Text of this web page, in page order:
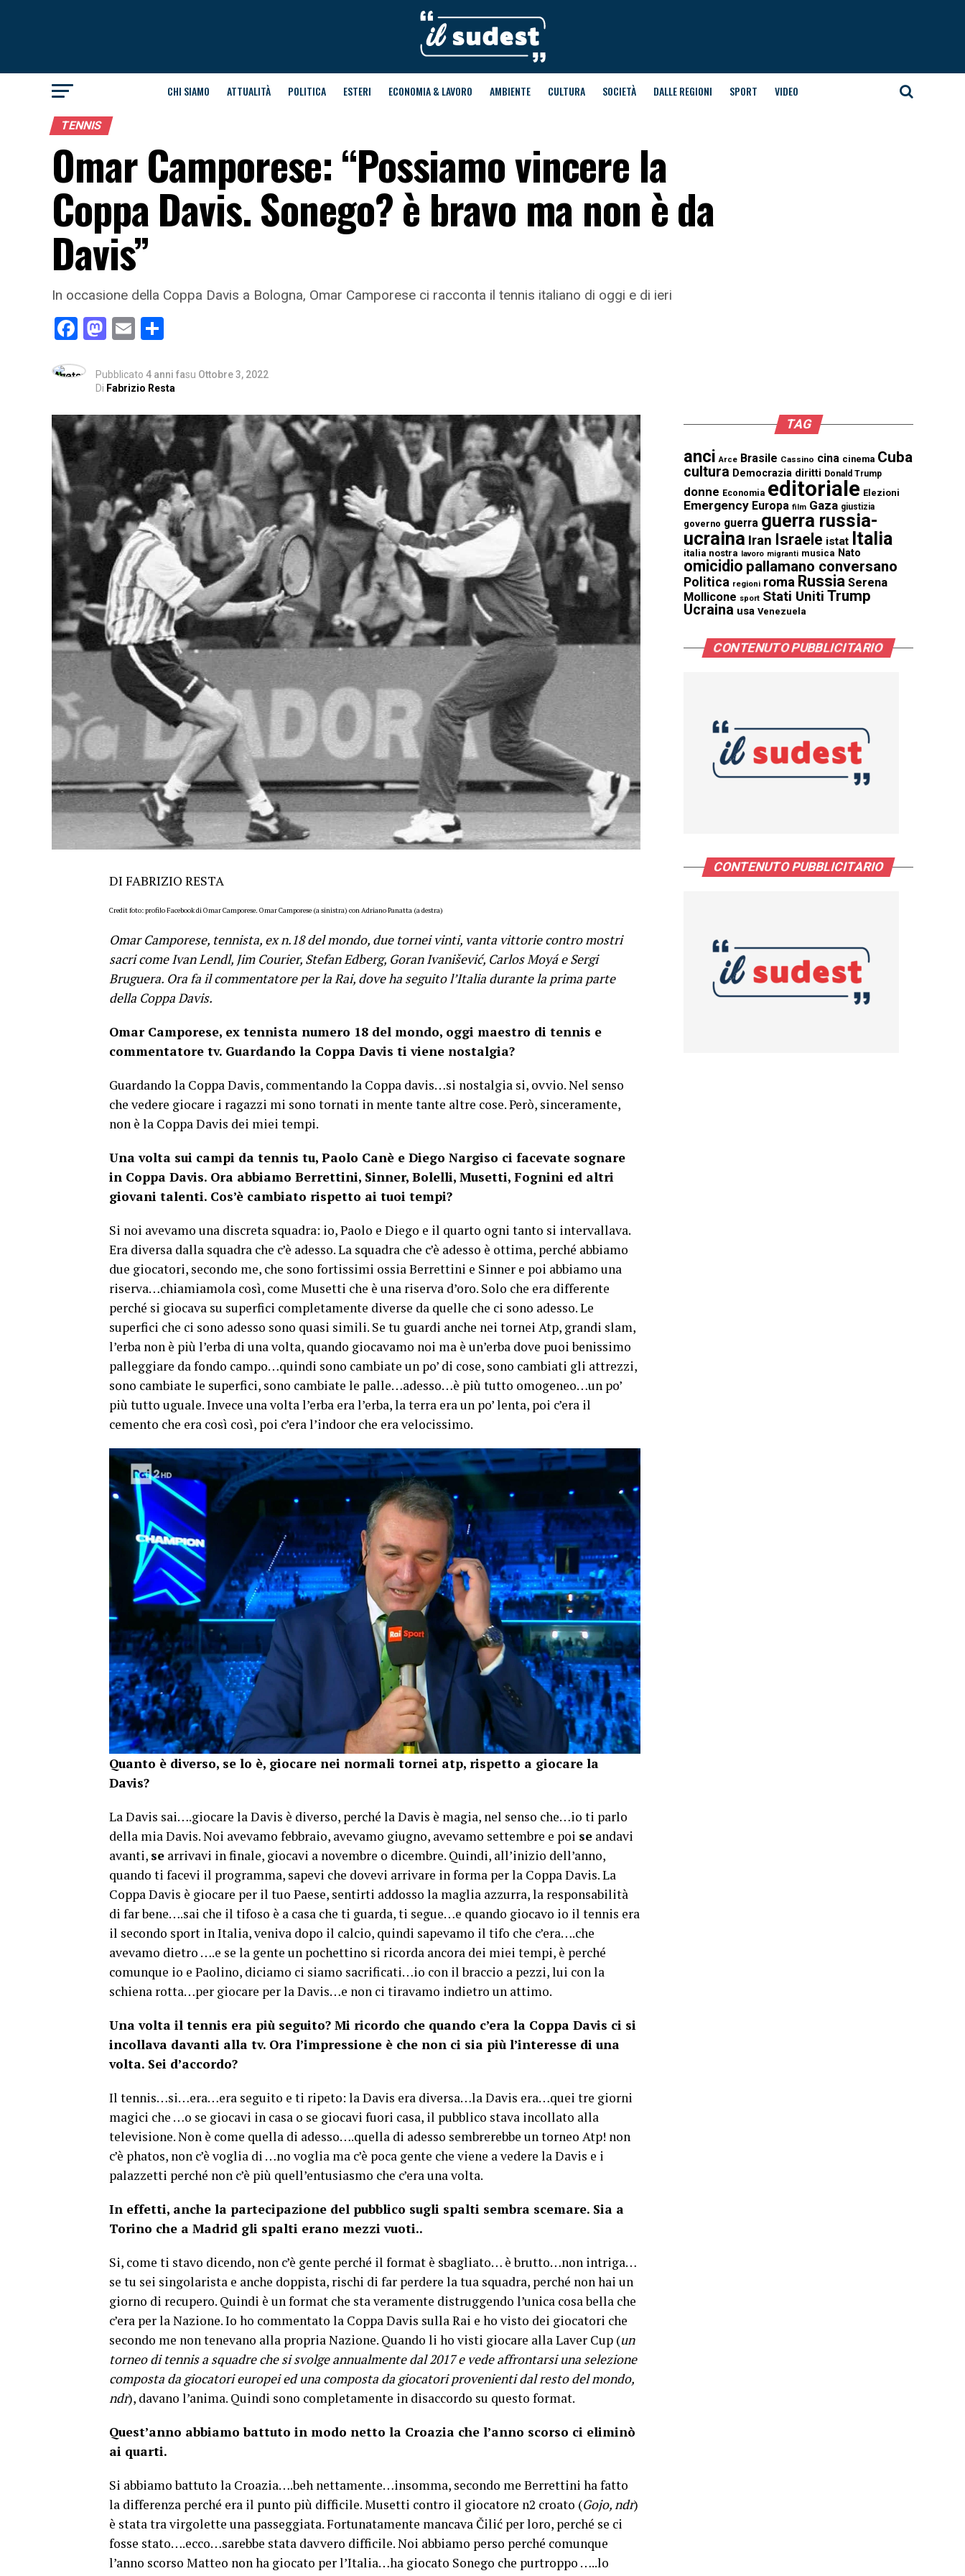
CHI SIAMO ATTUALITÀ POLITICA ESTERI ECONOMIA & LAVORO AMBIENTE CULTURA SOCIETÀ DALLE REGIONI SPORT VIDEO
TENNIS
Omar Camporese: “Possiamo vincere la
Coppa Davis. Sonego? è bravo ma non è da
Davis”
In occasione della Coppa Davis a Bologna, Omar Camporese ci racconta il tennis italiano di oggi e di ieri
Facebook
Mastodon
Email
Pubblicato 4 anni fasu Ottobre 3, 2022
Di Fabrizio Resta
DI FABRIZIO RESTA
Credit foto: profilo Facebook di Omar Camporese. Omar Camporese (a sinistra) con Adriano Panatta (a destra)
Omar Camporese, tennista, ex n.18 del mondo, due tornei vinti, vanta vittorie contro mostri
sacri come Ivan Lendl, Jim Courier, Stefan Edberg, Goran Ivanišević, Carlos Moyá e Sergi
Bruguera. Ora fa il commentatore per la Rai, dove ha seguito l’Italia durante la prima parte
della Coppa Davis.
Omar Camporese, ex tennista numero 18 del mondo, oggi maestro di tennis e
commentatore tv. Guardando la Coppa Davis ti viene nostalgia?
Guardando la Coppa Davis, commentando la Coppa davis…si nostalgia si, ovvio. Nel senso
che vedere giocare i ragazzi mi sono tornati in mente tante altre cose. Però, sinceramente,
non è la Coppa Davis dei miei tempi.
Una volta sui campi da tennis tu, Paolo Canè e Diego Nargiso ci facevate sognare
in Coppa Davis. Ora abbiamo Berrettini, Sinner, Bolelli, Musetti, Fognini ed altri
giovani talenti. Cos’è cambiato rispetto ai tuoi tempi?
Si noi avevamo una discreta squadra: io, Paolo e Diego e il quarto ogni tanto si intervallava.
Era diversa dalla squadra che c’è adesso. La squadra che c’è adesso è ottima, perché abbiamo
due giocatori, secondo me, che sono fortissimi ossia Berrettini e Sinner e poi abbiamo una
riserva…chiamiamola così, come Musetti che è una riserva d’oro. Solo che era differente
perché si giocava su superfici completamente diverse da quelle che ci sono adesso. Le
superfici che ci sono adesso sono quasi simili. Se tu guardi anche nei tornei Atp, grandi slam,
l’erba non è più l’erba di una volta, quando giocavamo noi ma è un’erba dove puoi benissimo
palleggiare da fondo campo…quindi sono cambiate un po’ di cose, sono cambiati gli attrezzi,
sono cambiate le superfici, sono cambiate le palle…adesso…è più tutto omogeneo…un po’
più tutto uguale. Invece una volta l’erba era l’erba, la terra era un po’ lenta, poi c’era il
cemento che era così così, poi c’era l’indoor che era velocissimo.
Quanto è diverso, se lo è, giocare nei normali tornei atp, rispetto a giocare la
Davis?
La Davis sai….giocare la Davis è diverso, perché la Davis è magia, nel senso che…io ti parlo
della mia Davis. Noi avevamo febbraio, avevamo giugno, avevamo settembre e poi se andavi
avanti, se arrivavi in finale, giocavi a novembre o dicembre. Quindi, all’inizio dell’anno,
quando ti facevi il programma, sapevi che dovevi arrivare in forma per la Coppa Davis. La
Coppa Davis è giocare per il tuo Paese, sentirti addosso la maglia azzurra, la responsabilità
di far bene….sai che il tifoso è a casa che ti guarda, ti segue…e quando giocavo io il tennis era
il secondo sport in Italia, veniva dopo il calcio, quindi sapevamo il tifo che c’era….che
avevamo dietro ….e se la gente un pochettino si ricorda ancora dei miei tempi, è perché
comunque io e Paolino, diciamo ci siamo sacrificati…io con il braccio a pezzi, lui con la
schiena rotta…per giocare per la Davis…e non ci tiravamo indietro un attimo.
Una volta il tennis era più seguito? Mi ricordo che quando c’era la Coppa Davis ci si
incollava davanti alla tv. Ora l’impressione è che non ci sia più l’interesse di una
volta. Sei d’accordo?
Il tennis…si…era…era seguito e ti ripeto: la Davis era diversa…la Davis era…quei tre giorni
magici che …o se giocavi in casa o se giocavi fuori casa, il pubblico stava incollato alla
televisione. Non è come quella di adesso….quella di adesso sembrerebbe un torneo Atp! non
c’è phatos, non c’è voglia di …no voglia ma c’è poca gente che viene a vedere la Davis e i
palazzetti perché non c’è più quell’entusiasmo che c’era una volta.
In effetti, anche la partecipazione del pubblico sugli spalti sembra scemare. Sia a
Torino che a Madrid gli spalti erano mezzi vuoti..
Si, come ti stavo dicendo, non c’è gente perché il format è sbagliato… è brutto…non intriga…
se tu sei singolarista e anche doppista, rischi di far perdere la tua squadra, perché non hai un
giorno di recupero. Quindi è un format che sta veramente distruggendo l’unica cosa bella che
c’era per la Nazione. Io ho commentato la Coppa Davis sulla Rai e ho visto dei giocatori che
secondo me non tenevano alla propria Nazione. Quando li ho visti giocare alla Laver Cup (un
torneo di tennis a squadre che si svolge annualmente dal 2017 e vede affrontarsi una selezione
composta da giocatori europei ed una composta da giocatori provenienti dal resto del mondo,
ndr), davano l’anima. Quindi sono completamente in disaccordo su questo format.
Quest’anno abbiamo battuto in modo netto la Croazia che l’anno scorso ci eliminò
ai quarti.
Si abbiamo battuto la Croazia….beh nettamente…insomma, secondo me Berrettini ha fatto
la differenza perché era il punto più difficile. Musetti contro il giocatore n2 croato (Gojo, ndr)
è stata tra virgolette una passeggiata. Fortunatamente mancava Čilić per loro, perché se ci
fosse stato….ecco…sarebbe stata davvero difficile. Noi abbiamo perso perché comunque
l’anno scorso Matteo non ha giocato per l’Italia…ha giocato Sonego che purtroppo …..lo
TAG
anci Arce Brasile Cassino cina cinema Cuba
cultura Democrazia diritti Donald Trump
donne Economia editoriale Elezioni
Emergency Europa film Gaza giustizia
governo guerra guerra russia-
ucraina Iran Israele istat Italia
italia nostra lavoro migranti musica Nato
omicidio pallamano conversano
Politica regioni roma Russia Serena
Mollicone sport Stati Uniti Trump
Ucraina usa Venezuela
CONTENUTO PUBBLICITARIO
CONTENUTO PUBBLICITARIO